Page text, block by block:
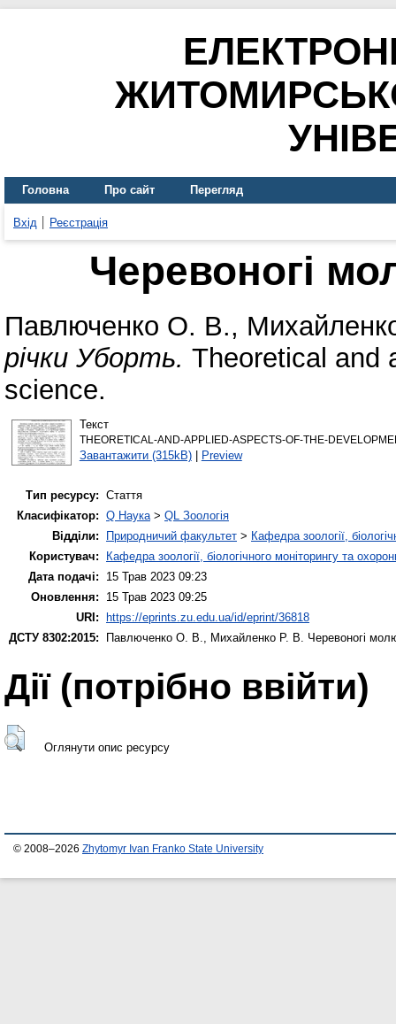
Головна Про сайт Перегляд
Вхід Реєстрація
Черевоногі
Павлюченко О. В.,
річки Уборть. Theoretical and
science.
Текст
THEORETICAL-AND-APPLIED-ASPECTS-OF-THE-
Завантажити (315kB)| Preview
Тип ресурсу: Стаття
Класифікатор: Q Наука> QL Зоологія
Відділи:
Природничий факультет > Кафедра зоології,
Користувач:
Кафедра зоології, біологічного моніторингу та
Дата подачі:
15 Трав 2023 09:23
Оновлення:
15 Трав 2023 09:25
URI:
https://eprints.zu.edu.ua/id/eprint/36818
ДСТУ 8302:2015:
Павлюченко О. В., Михайленко Р. В. Черевоногі
Дії ​​(потрібно ввійти)
Оглянути опис ресурсу
© 2008–2026 Zhytomyr Ivan Franko State University